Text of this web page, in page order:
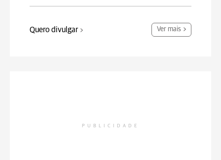
Quero divulgar Ver mais
PUBLICIDADE